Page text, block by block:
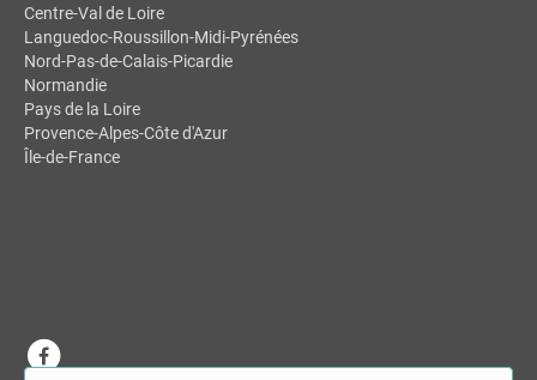
Centre-Val de Loire
Languedoc-Roussillon-Midi-Pyrénées
Nord-Pas-de-Calais-Picardie
Normandie
Pays de la Loire
Provence-Alpes-Côte d'Azur
Île-de-France